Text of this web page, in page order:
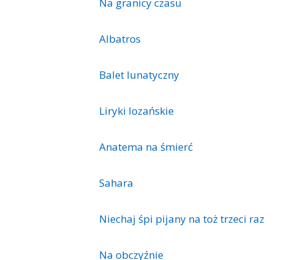
Albatros
Balet lunatyczny
Liryki lozańskie
Anatema na śmierć
Sahara
Niechaj śpi pijany na toż trzeci raz
Na obczyźnie